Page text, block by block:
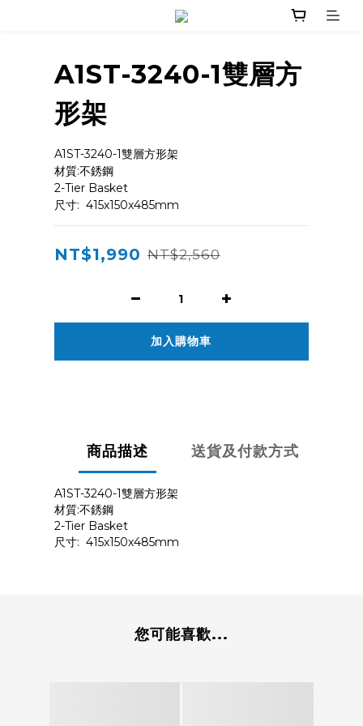
A1ST-3240-1雙層方
形架
A1ST-3240-1雙層方形架
材質:不銹鋼
2-Tier Basket
尺寸:  415x150x485mm
NT$1,990 NT$2,560
加入購物車
商品描述 送貨及付款方式
A1ST-3240-1雙層方形架
材質:不銹鋼
2-Tier Basket
尺寸: 415x150x485mm
您可能喜歡...